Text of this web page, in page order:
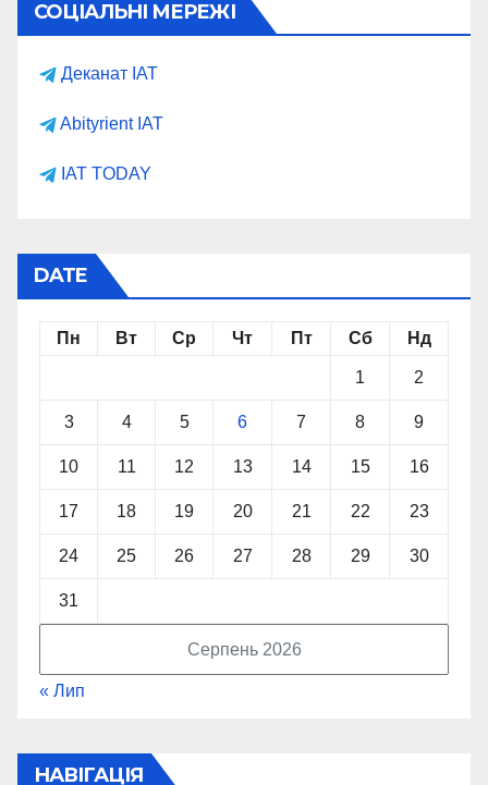
СОЦІАЛЬНІ МЕРЕЖІ
Деканат ІАТ
Abityrient IAT
IAT TODAY
DATE
Серпень 2026
Пн Вт Ср Чт Пт Сб Нд
1 2
3 4 5 6 7 8 9
10 11 12 13 14 15 16
17 18 19 20 21 22 23
24 25 26 27 28 29 30
31
« Лип
НАВІГАЦІЯ